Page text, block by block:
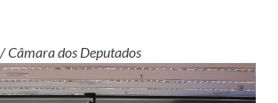
Câmara dos Deputados